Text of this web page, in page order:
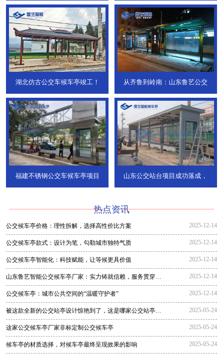
湖北仿古公交车候车亭竣工！ 从齐鲁到岭南：山东鲁艺公交
福建不锈钢公交车候车亭项目 山东公交站台项目成功落成，
热点资讯
公交候车亭价格：理性拆解，选择高性价比方案 2025-12-14
公交候车亭款式：设计为笔，勾勒城市独特气质 2025-12-14
公交候车亭智能化：科技赋能，让等候更具价值 2025-12-14
山东鲁艺智能公交候车亭厂家：实力铸就信赖，服务贯穿全
程
2025-12-14
公交候车亭：城市公共空间的“温暖守护者” 2025-12-14
被这款全新的公交站亭设计惊艳到了，这是哪家公交站亭生
产厂家生
2025-05-24
这家公交候车亭厂家非标定制公交候车亭 2025-05-24
候车亭的材质选择，对候车亭最终呈现效果的影响 2025-05-24